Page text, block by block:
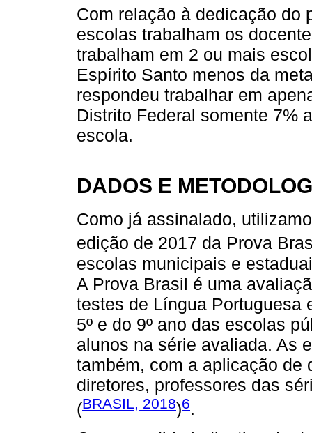
Com relação à dedicação do
escolas trabalham os
trabalham em 2 ou mais
Espírito Santo menos da
respondeu trabalhar em
Distrito Federal somente 7%
escola.
DADOS E
Como já assinalado,
edição de 2017 da Prova
escolas municipais e
A Prova Brasil é uma
testes de Língua Portuguesa
5º e do 9º ano das escolas
alunos na série avaliada. As
também, com a aplicação de
diretores, professores das
(BRASIL, 2018)6.